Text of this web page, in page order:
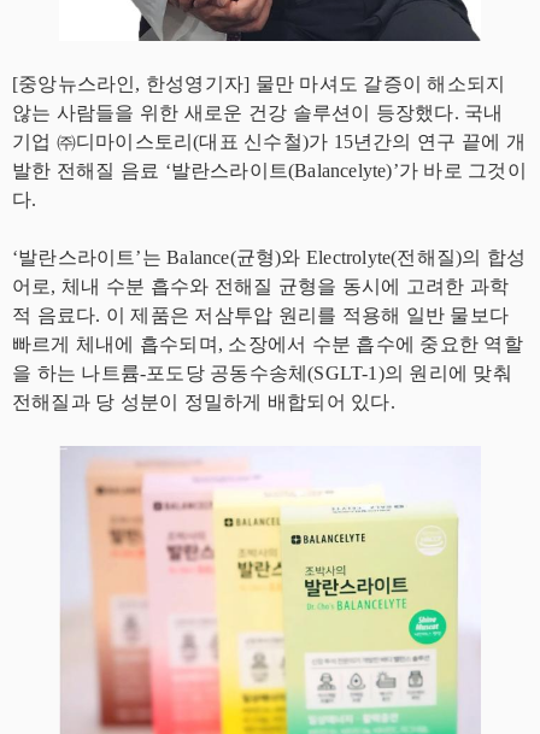
[중앙뉴스라인, 한성영기자] 물만 마셔도 갈증이 해소되지
않는 사람들을 위한 새로운 건강 솔루션이 등장했다. 국내
기업 ㈜디마이스토리(대표 신수철)가 15년간의 연구 끝에 개
발한 전해질 음료 ‘발란스라이트(Balancelyte)’가 바로 그것이
다.
‘발란스라이트’는 Balance(균형)와 Electrolyte(전해질)의 합성
어로, 체내 수분 흡수와 전해질 균형을 동시에 고려한 과학
적 음료다. 이 제품은 저삼투압 원리를 적용해 일반 물보다
빠르게 체내에 흡수되며, 소장에서 수분 흡수에 중요한 역할
을 하는 나트륨-포도당 공동수송체(SGLT-1)의 원리에 맞춰
전해질과 당 성분이 정밀하게 배합되어 있다.